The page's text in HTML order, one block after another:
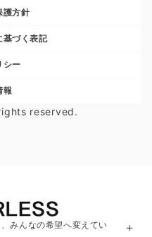
護方針
基づく表記
シー
報
reserved.
みんなの希望へ変えてい
＋